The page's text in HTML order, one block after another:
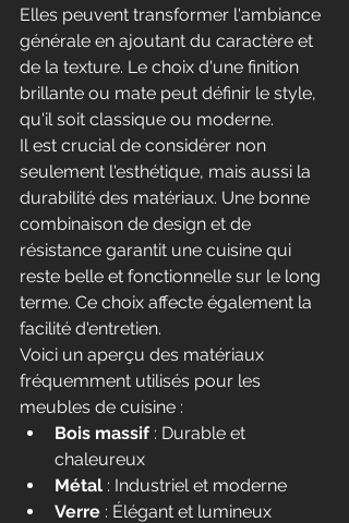
Elles peuvent transformer l'ambiance
générale en ajoutant du caractère et
de la texture. Le choix d'une finition
brillante ou mate peut définir le style,
qu'il soit classique ou moderne.
Il est crucial de considérer non
seulement l'esthétique, mais aussi la
durabilité des matériaux. Une bonne
combinaison de design et de
résistance garantit une cuisine qui
reste belle et fonctionnelle sur le long
terme. Ce choix affecte également la
facilité d'entretien.
Voici un aperçu des matériaux
fréquemment utilisés pour les
meubles de cuisine :
Bois massif : Durable et
chaleureux
Métal : Industriel et moderne
Verre : Élégant et lumineux